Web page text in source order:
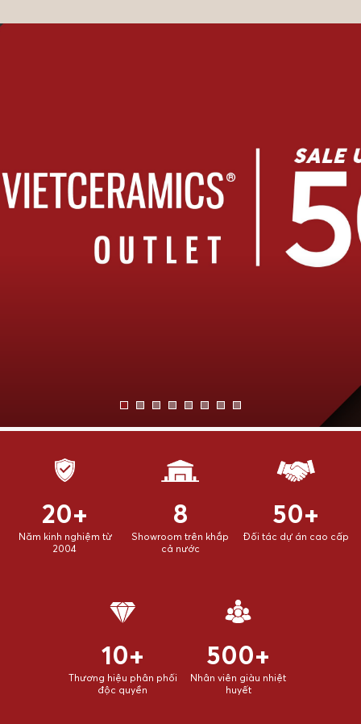
20+
Năm kinh nghiệm từ
2004
8
Showroom trên khắp
cả nước
50+
Đối tác dự án cao cấp
10+
Thương hiệu phân phối
độc quyền
500+
Nhân viên giàu nhiệt
huyết